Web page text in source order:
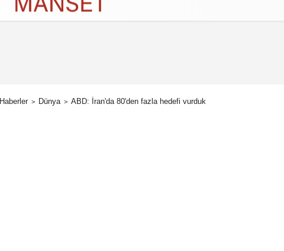
İletişim Çerez Politikası
Haberler Dünya ABD: İran'da 80'den fazla hedefi vurduk